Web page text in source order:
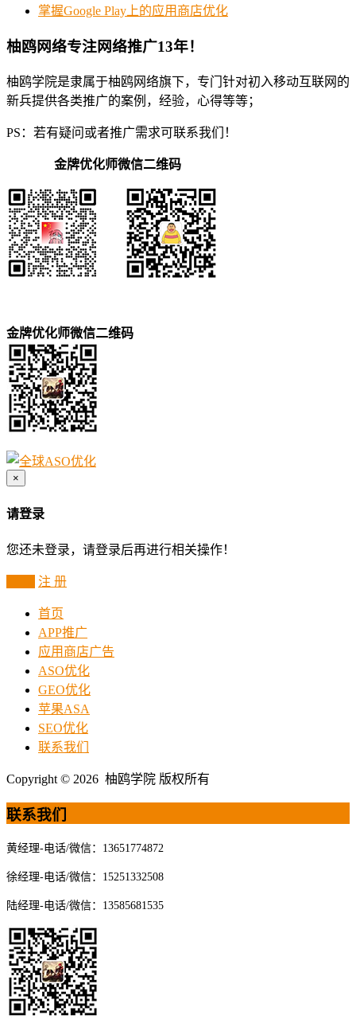
掌握Google Play上的应用商店优化
柚鸥网络专注网络推广13年！
柚鸥学院是隶属于柚鸥网络旗下，专门针对初入移动互联网的
新兵提供各类推广的案例，经验，心得等等；
PS：若有疑问或者推广需求可联系我们！
金牌优化师微信二维码
金牌优化师微信二维码
×
请登录
您还未登录，请登录后再进行相关操作！
注 册
首页
APP推广
应用商店广告
ASO优化
GEO优化
苹果ASA
SEO优化
联系我们
Copyright © 2026 柚鸥学院 版权所有
联系我们
黄经理-电话/微信：13651774872
徐经理-电话/微信：15251332508
陆经理-电话/微信：13585681535